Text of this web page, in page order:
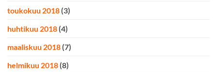
toukokuu 2018 (3)
huhtikuu 2018 (4)
maaliskuu 2018 (7)
helmikuu 2018 (8)